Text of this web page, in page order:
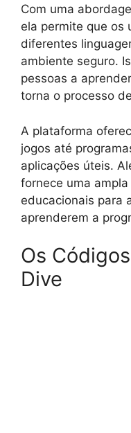
Com uma
ela permite que os
diferentes
ambiente seguro.
pessoas a
torna o processo
A plataforma
jogos até
aplicações úteis.
fornece uma
educacionais para
aprenderem a
Os
Dive